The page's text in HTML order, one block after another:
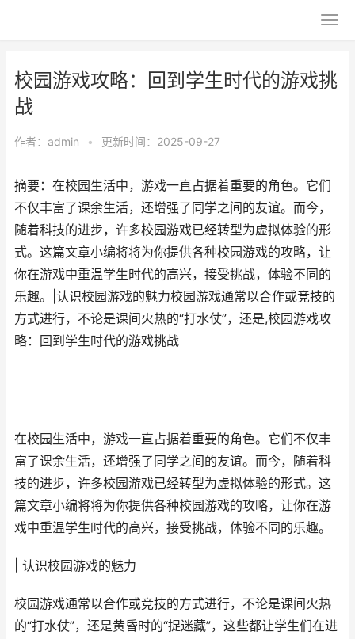
校园游戏攻略：回到学生时代的游戏挑
战
作者： admin • 更新时间：2025-09-27
摘要：在校园生活中，游戏一直占据着重要的角色。它们
不仅丰富了课余生活，还增强了同学之间的友谊。而今，
随着科技的进步，许多校园游戏已经转型为虚拟体验的形
式。这篇文章小编将将为你提供各种校园游戏的攻略，让
你在游戏中重温学生时代的高兴，接受挑战，体验不同的
乐趣。|认识校园游戏的魅力校园游戏通常以合作或竞技的
方式进行，不论是课间火热的“打水仗”，还是,校园游戏攻
略：回到学生时代的游戏挑战
在校园生活中，游戏一直占据着重要的角色。它们不仅丰
富了课余生活，还增强了同学之间的友谊。而今，随着科
技的进步，许多校园游戏已经转型为虚拟体验的形式。这
篇文章小编将将为你提供各种校园游戏的攻略，让你在游
戏中重温学生时代的高兴，接受挑战，体验不同的乐趣。
| 认识校园游戏的魅力
校园游戏通常以合作或竞技的方式进行，不论是课间火热
的“打水仗”，还是黄昏时的“捉迷藏”，这些都让学生们在进